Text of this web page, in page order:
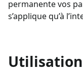
permanente vos
s’applique qu’à
Utilisation